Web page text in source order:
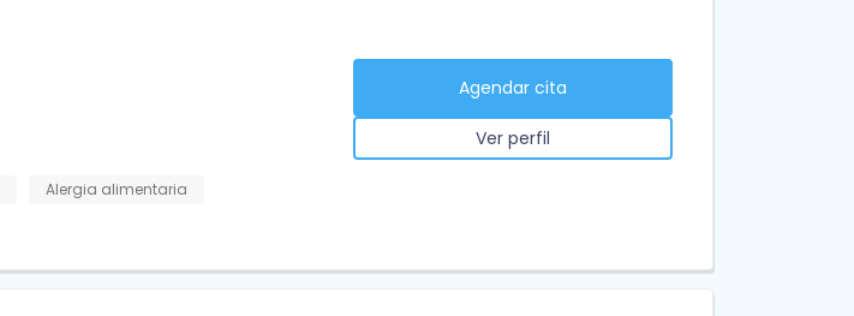
Alergia alimentaria
Agendar cita
Ver perfil